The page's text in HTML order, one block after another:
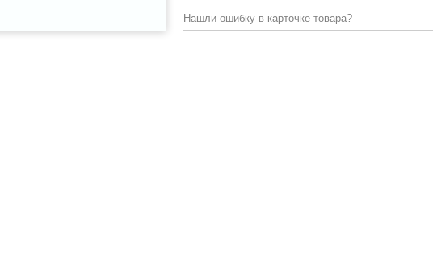
Нашли ошибку в карточке товара?